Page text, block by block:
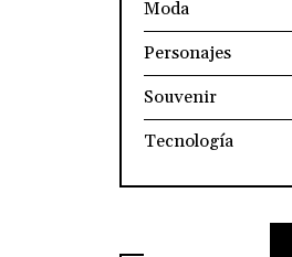
Moda
Personajes
Souvenir
Tecnología